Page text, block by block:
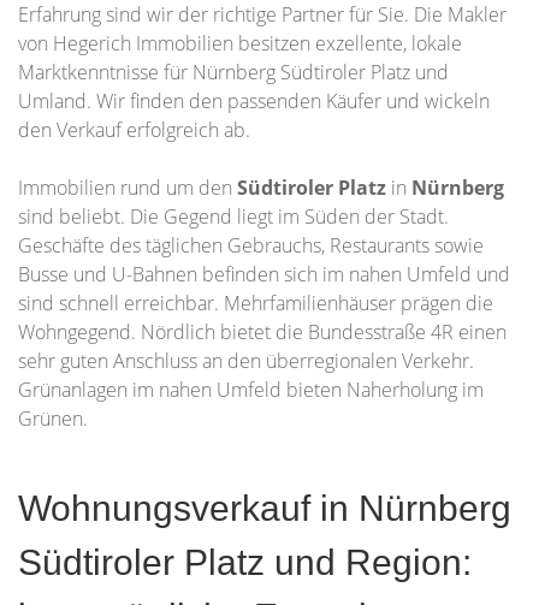
Erfahrung sind wir der richtige Partner für Sie. Die Makler
von Hegerich Immobilien besitzen exzellente, lokale
Marktkenntnisse für Nürnberg Südtiroler Platz und
Umland. Wir finden den passenden Käufer und wickeln
den Verkauf erfolgreich ab.
Immobilien rund um den Südtiroler Platz in Nürnberg
sind beliebt. Die Gegend liegt im Süden der Stadt.
Geschäfte des täglichen Gebrauchs, Restaurants sowie
Busse und U-Bahnen befinden sich im nahen Umfeld und
sind schnell erreichbar. Mehrfamilienhäuser prägen die
Wohngegend. Nördlich bietet die Bundesstraße 4R einen
sehr guten Anschluss an den überregionalen Verkehr.
Grünanlagen im nahen Umfeld bieten Naherholung im
Grünen.
Wohnungsverkauf in Nürnberg
Südtiroler Platz und Region: